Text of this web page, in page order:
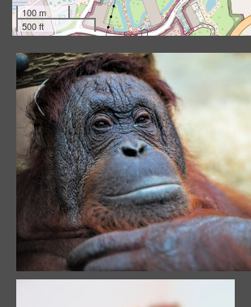
100 m
500 ft
Image 546
21218 visits